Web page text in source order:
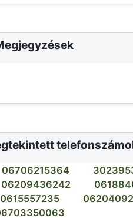
06706215364
06209436242
0615557235